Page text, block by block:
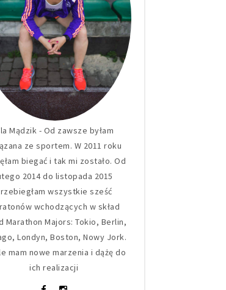
Mądzik - Od zawsze byłam
ze sportem. W 2011 roku
biegać i tak mi zostało. Od
2014 do listopada 2015
wszystkie sześć
wchodzących w skład
Marathon Majors: Tokio, Berlin,
Londyn, Boston, Nowy Jork.
mam nowe marzenia i dążę do
ich realizacji